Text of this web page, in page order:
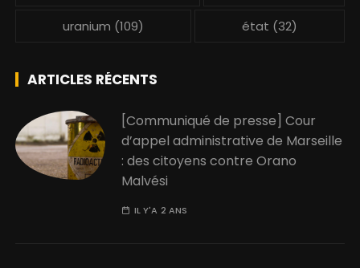
uranium (109) état (32)
ARTICLES RÉCENTS
[Communiqué de presse] Cour
d’appel administrative de Marseille
: des citoyens contre Orano
Malvési
IL Y'A 2 ANS